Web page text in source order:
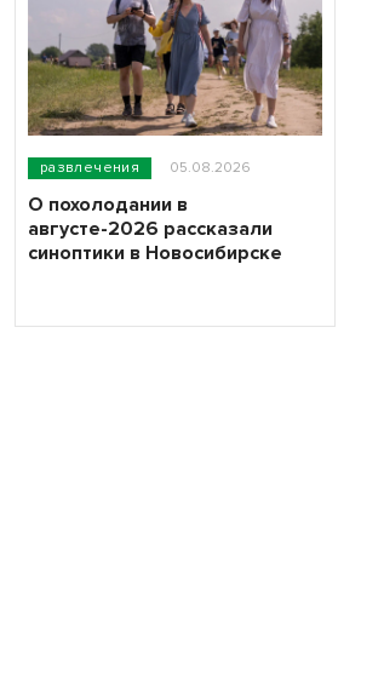
развлечения 05.08.2026
О похолодании в
августе-2026 рассказали
синоптики в Новосибирске